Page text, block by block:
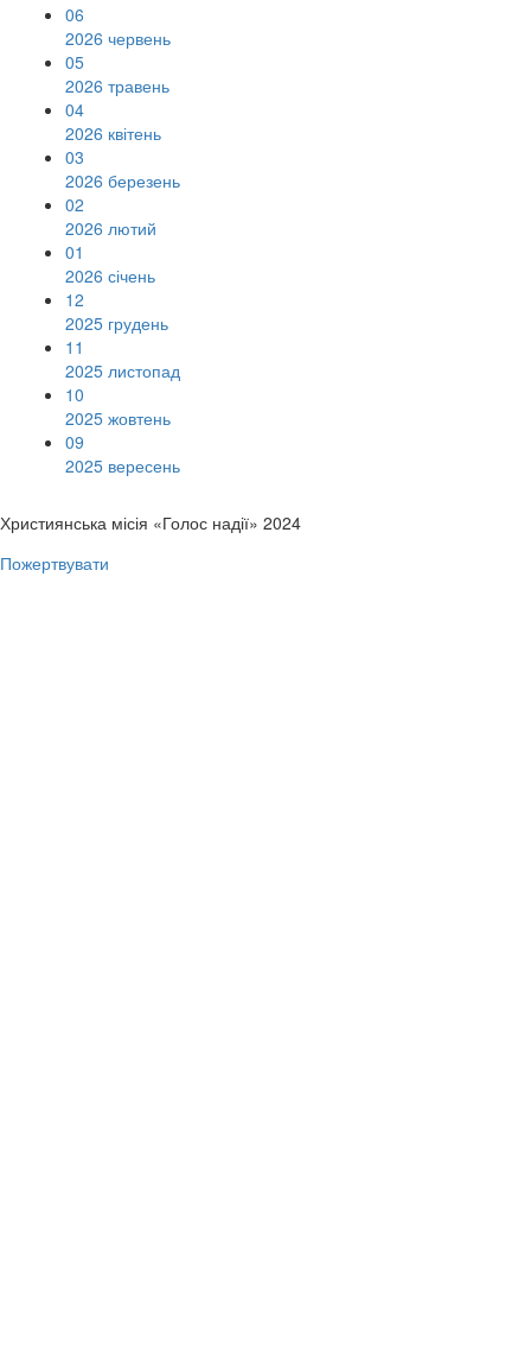
06
2026 червень
05
2026 травень
04
2026 квітень
03
2026 березень
02
2026 лютий
01
2026 січень
12
2025 грудень
11
2025 листопад
10
2025 жовтень
09
2025 вересень
Християнська місія «Голос надії» 2024
Пожертвувати